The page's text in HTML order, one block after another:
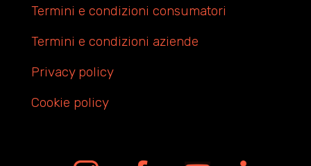
Termini e condizioni consumatori
Termini e condizioni aziende
Privacy policy
Cookie policy